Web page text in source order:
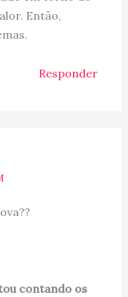
Então,
Responder
contando os